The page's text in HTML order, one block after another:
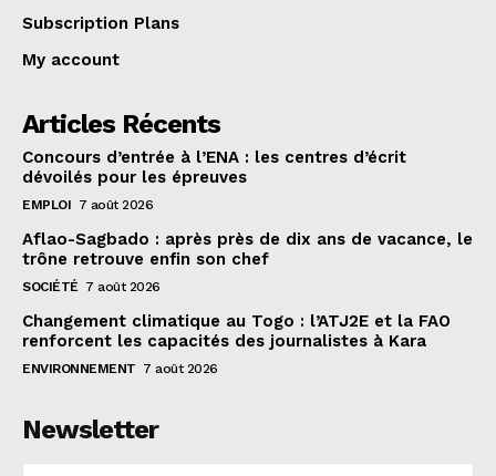
Subscription Plans
My account
Articles Récents
Concours d’entrée à l’ENA : les centres d’écrit
dévoilés pour les épreuves
EMPLOI 7 août 2026
Aflao-Sagbado : après près de dix ans de vacance, le
trône retrouve enfin son chef
SOCIÉTÉ 7 août 2026
Changement climatique au Togo : l’ATJ2E et la FAO
renforcent les capacités des journalistes à Kara
ENVIRONNEMENT 7 août 2026
Newsletter